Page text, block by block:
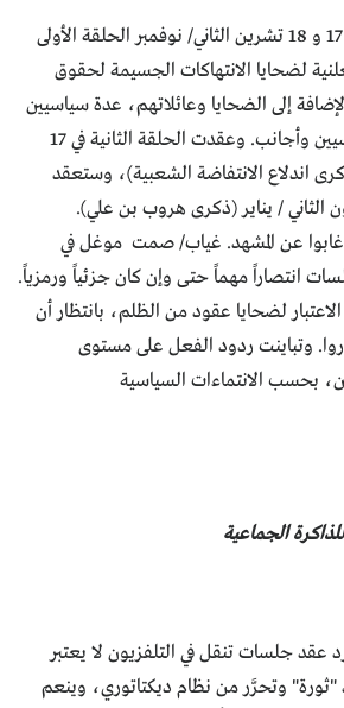
انطلقت في تونس يومي 17 و 18 تشرين الثاني/ نوفمبر الحلقة الأولى
لضحايا الانتهاكات الجسيمة لحقوق
إلى الضحايا وعائلاتهم، عدة سياسيين
وناشطين حقوقيين تونسيين وأجانب. وعقدت الحلقة الثانية في 17
اندلاع الانتفاضة الشعبية)، وستعقد
الثالثة في 14 كانون الثاني / يناير (ذكرى هروب بن علي).
غابوا عن المشهد. غياب/ صمت موغل في
انتصاراً مهماً حتى وإن كان جزئياً ورمزياً.
لضحايا عقود من الظلم، بانتظار أن
وتباينت ردود الفعل على مستوى
بحسب الانتماءات السياسية
الجماعية
جلسات تنقل في التلفزيون لا يعتبر
"ثورة" وتحرَّر من نظام ديكتاتوري، وينعم